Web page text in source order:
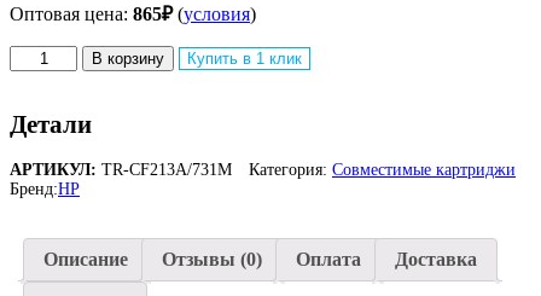
Оптовая цена: 865₽(условия)
Количество
товара
TARGET
совместимый
HP
CF213A
Magenta
В корзину Купить в 1 клик
Детали
АРТИКУЛ: TR-CF213A/731M Категория: Совместимые картриджи
Бренд:HP
Описание Отзывы (0) Оплата Доставка